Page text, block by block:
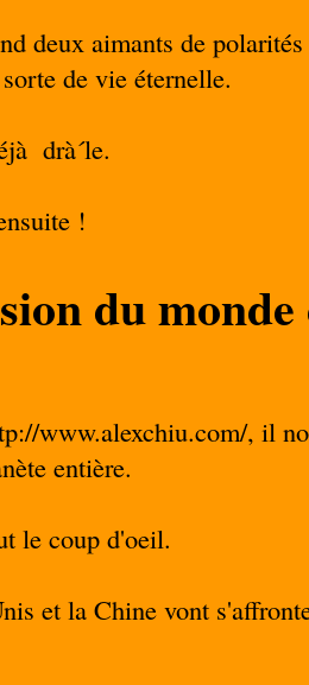
deux aimants de
de vie éternelle.
drà´le.
!
du
www.alexchiu.com/, il
entière.
le coup d'oeil.
et la Chine vont